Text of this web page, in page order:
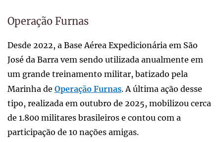
Operação Furnas
Desde 2022, a Base Aérea Expedicionária em São
José da Barra vem sendo utilizada anualmente em
um grande treinamento militar, batizado pela
Marinha de Operação Furnas. A última ação desse
tipo, realizada em outubro de 2025, mobilizou cerca
de 1.800 militares brasileiros e contou com a
participação de 10 nações amigas.